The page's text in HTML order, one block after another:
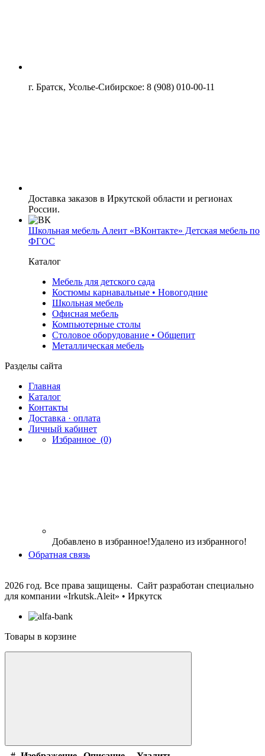
г. Братск, Усолье-Сибирское: 8 (908) 010-00-11
Доставка заказов в Иркутской области и регионах
России.
Школьная мебель Алеит «ВКонтакте» Детская мебель по
ФГОС
Каталог
Мебель для детского сада
Костюмы карнавальные • Новогодние
Школьная мебель
Офисная мебель
Компьютерные столы
Столовое оборудование • Общепит
Металлическая мебель
Разделы сайта
Главная
Каталог
Контакты
Доставка · оплата
Личный кабинет
Избранное (0)
Добавлено в избранное!Удалено из избранного!
Обратная связь
2026 год. Все права защищены. Сайт разработан специально
для компании «Irkutsk.Aleit» • Иркутск
Товары в корзине